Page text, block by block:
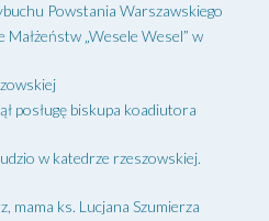
Powstania Warszawskiego
„Wesele Wesel” w
posługę biskupa koadiutora
w katedrze rzeszowskiej.
mama ks. Lucjana Szumierza